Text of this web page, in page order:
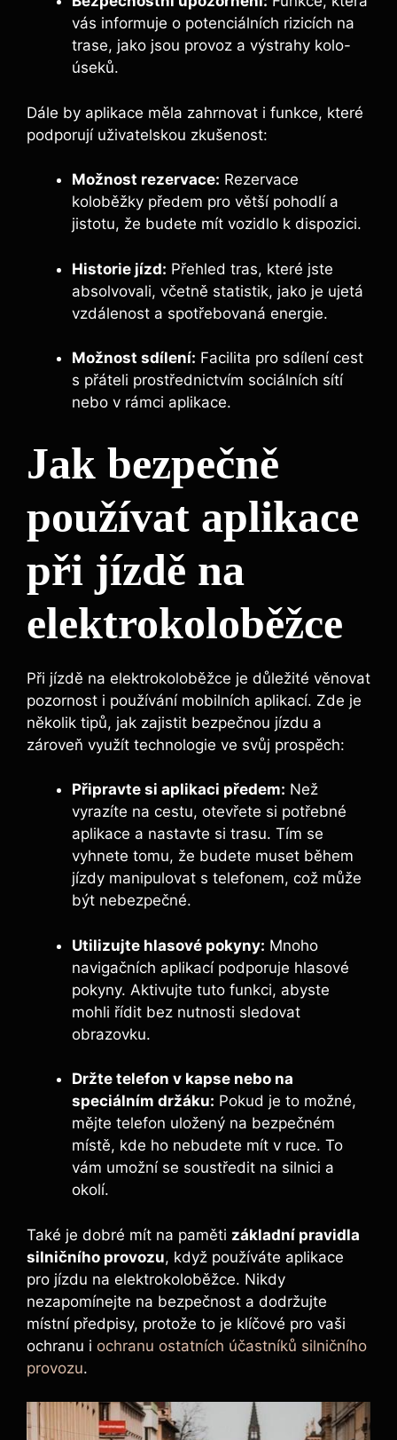
vás informuje o potenciálních rizicích na
trase, jako jsou provoz a výstrahy kolo-
úseků.
Dále by aplikace měla zahrnovat i funkce, které
podporují uživatelskou zkušenost:
Možnost rezervace: Rezervace
koloběžky předem pro větší pohodlí a
jistotu, že budete mít vozidlo k dispozici.
Historie jízd: Přehled tras, které jste
absolvovali, včetně statistik, jako je ujetá
vzdálenost a spotřebovaná energie.
Možnost sdílení: Facilita pro sdílení cest
s přáteli prostřednictvím sociálních sítí
nebo v rámci aplikace.
Jak bezpečně
používat aplikace
při jízdě na
elektrokoloběžce
Při jízdě na elektrokoloběžce je důležité věnovat
pozornost i používání mobilních aplikací. Zde je
několik tipů, jak zajistit bezpečnou jízdu a
zároveň využít technologie ve svůj prospěch:
Připravte si aplikaci předem: Než
vyrazíte na cestu, otevřete si potřebné
aplikace a nastavte si trasu. Tím se
vyhnete tomu, že budete muset během
jízdy manipulovat s telefonem, což může
být nebezpečné.
Utilizujte hlasové pokyny: Mnoho
navigačních aplikací podporuje hlasové
pokyny. Aktivujte tuto funkci, abyste
mohli řídit bez nutnosti sledovat
obrazovku.
Držte telefon v kapse nebo na
speciálním držáku: Pokud je to možné,
mějte telefon uložený na bezpečném
místě, kde ho nebudete mít v ruce. To
vám umožní se soustředit na silnici a
okolí.
Také je dobré mít na paměti základní pravidla
silničního provozu, když používáte aplikace
pro jízdu na elektrokoloběžce. Nikdy
nezapomínejte na bezpečnost a dodržujte
místní předpisy, protože to je klíčové pro vaši
ochranu i ochranu ostatních účastníků silničního
provozu.